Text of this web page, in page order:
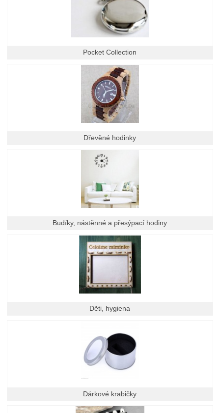
Pocket Collection
Dřevěné hodinky
Budíky, nástěnné a přesýpací hodiny
Děti, hygiena
Dárkové krabičky